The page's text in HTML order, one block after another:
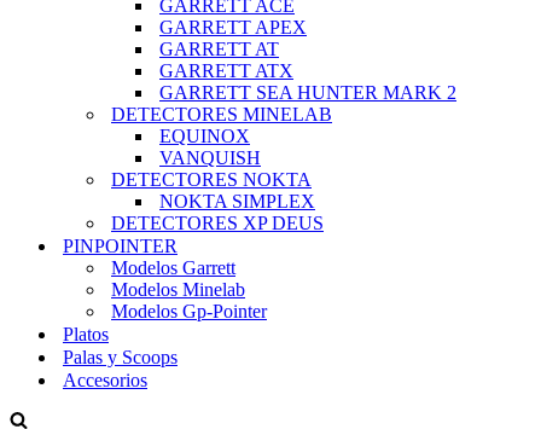
GARRETT ACE
GARRETT APEX
GARRETT AT
GARRETT ATX
GARRETT SEA HUNTER MARK 2
DETECTORES MINELAB
EQUINOX
VANQUISH
DETECTORES NOKTA
NOKTA SIMPLEX
DETECTORES XP DEUS
PINPOINTER
Modelos Garrett
Modelos Minelab
Modelos Gp-Pointer
Platos
Palas y Scoops
Accesorios